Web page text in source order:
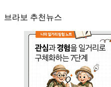
브라보 추천뉴스